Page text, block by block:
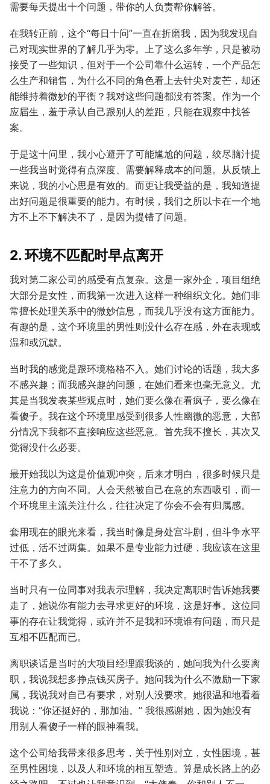
需要每天提出十个问题，带你的人负责帮你解答。
在我转正前，这个“每日十问”一直在折磨我，因为我发现自
己对现实世界的了解几乎为零。上了这么多年学，只是被动
接受了一些知识，但对于一个公司靠什么运转，一个产品怎
么生产和销售，为什么不同的角色看上去针尖对麦芒，却还
能维持着微妙的平衡？我对这些问题都没有答案。作为一个
应届生，羞于承认自己跟别人的差距，只能在观察中找答
案。
于是这十问里，我小心避开了可能尴尬的问题，绞尽脑汁提
一些我当时觉得有点深度、需要解释成本的问题。从反馈上
来说，我的小心思是有效的。而更让我受益的是，我知道提
出好问题是很重要的能力。有时候，我们之所以卡在一个地
方不上不下解决不了，是因为提错了问题。
2. 环境不匹配时早点离开
我对第二家公司的感受有点复杂。这是一家外企，项目组绝
大部分是女性，而我第一次进入这样一种组织文化。她们非
常擅长处理关系中的微妙信息，而我几乎没有这方面能力。
有趣的是，这个环境里的男性则没什么存在感，外在表现或
温和或沉默。
当时我的感觉是跟环境格格不入。她们讨论的话题，我大多
不感兴趣；而我感兴趣的问题，在她们看来也毫无意义。尤
其是当我发表某些观点时，她们要么像在看疯子，要么像在
看傻子。我在这个环境里感受到很多人性幽微的恶意，大部
分情况下我都不直接响应这些恶意。首先我不擅长，其次又
觉得没什么必要。
最开始我以为这是价值观冲突，后来才明白，很多时候只是
注意力的方向不同。人会天然被自己在意的东西吸引，而一
个环境里主流关注什么，往往决定了你会不会有归属感。
套用现在的眼光来看，我当时像是身处宫斗剧，但斗争水平
过低，活不过两集。如果不是专业能力过硬，我应该在这里
干不了多久。
当时只有一位同事对我表示理解，我决定离职时告诉她我要
走了，她说你有能力去寻求更好的环境，这是好事。这位同
事的存在让我觉得，或许并不是我和环境谁有问题，而只是
互相不匹配而已。
离职谈话是当时的大项目经理跟我谈的，她问我为什么要离
职，我说我想多挣点钱买房子。她问我为什么不激励一下家
属，我说我对自己有要求，对别人没要求。她很温和地看着
我说：“你还挺好的，那加油。” 我很感谢她，因为她没有
用别人看傻子一样的眼神看我。
这个公司给我带来很多思考，关于性别对立，女性困境，甚
至男性困境，以及人和环境的相互塑造。算是成长路上的必